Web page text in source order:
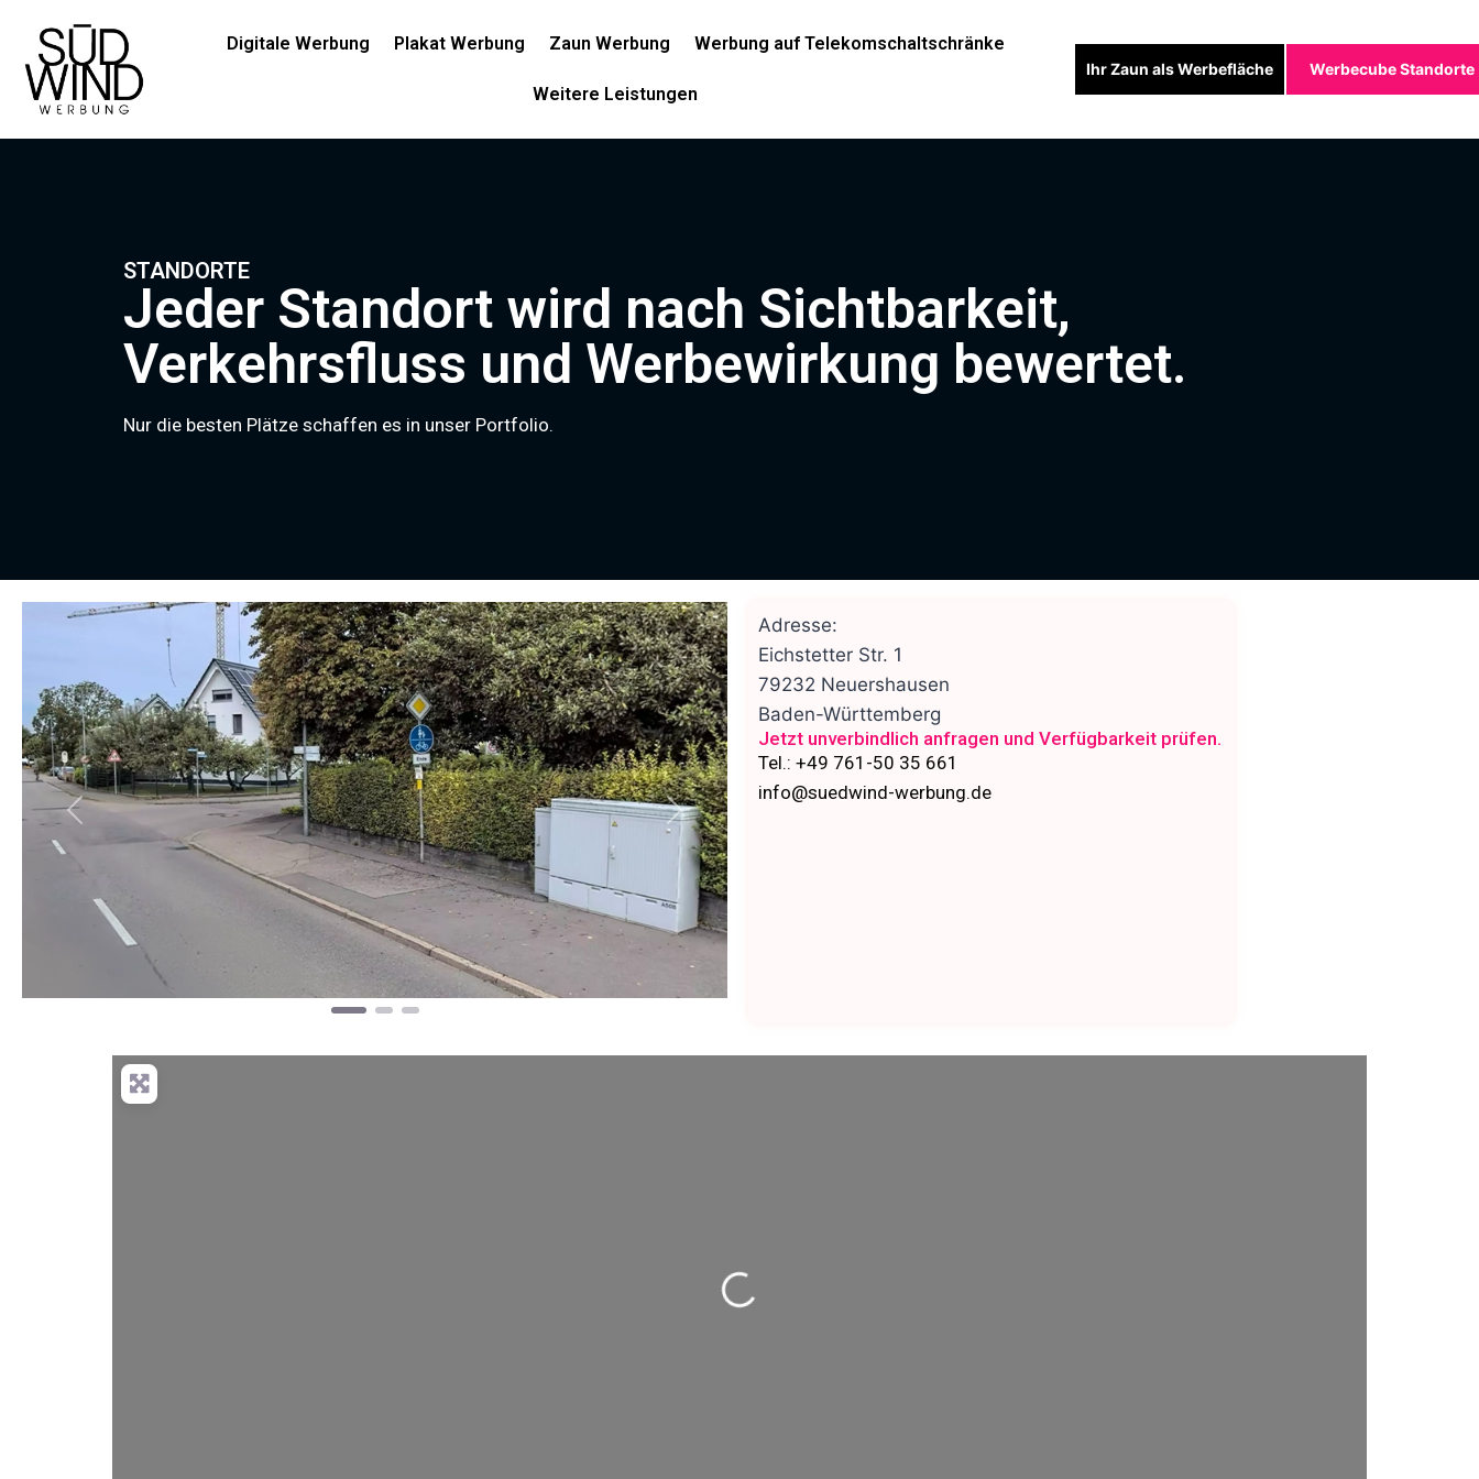
Digitale Werbung Plakat Werbung Zaun Werbung Werbung auf Telekomschaltschränke
Weitere Leistungen
Ihr Zaun als Werbefläche Werbecube Standorte
STANDORTE
Jeder Standort wird nach Sichtbarkeit,
Verkehrsfluss und Werbewirkung bewertet.
Nur die besten Plätze schaffen es in unser Portfolio.
Vorheriges Nächstes
Adresse:
Eichstetter Str. 1
79232 Neuershausen
Baden-Württemberg
Jetzt unverbindlich anfragen und Verfügbarkeit prüfen.
Tel.: +49 761-50 35 661
info@suedwind-werbung.de
Wird geladen …